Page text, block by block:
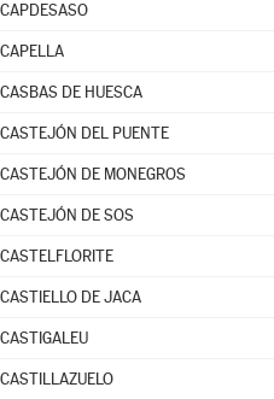
CAPDESASO
CAPELLA
CASBAS DE HUESCA
CASTEJÓN DEL PUENTE
CASTEJÓN DE MONEGROS
CASTEJÓN DE SOS
CASTELFLORITE
CASTIELLO DE JACA
CASTIGALEU
CASTILLAZUELO